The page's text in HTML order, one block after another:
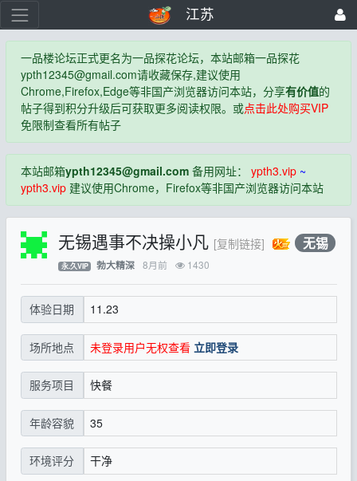
江苏
一品楼论坛正式更名为一品探花论坛，本站邮箱一品探花
ypth12345@gmail.com请收藏保存,建议使用
Chrome,Firefox,Edge等非国产浏览器访问本站，分享有价值的
帖子得到积分升级后可获取更多阅读权限。或点击此处购买VIP
免限制查看所有帖子
本站邮箱ypth12345@gmail.com备用网址： ypth3.vip~
ypth3.vip建议使用Chrome，Firefox等非国产浏览器访问本站
无锡遇事不决操小凡 [复制链接] 无锡
永.久VIP 勃大精深 8月前 1430
体验日期 11.23
场所地点 未登录用户无权查看 立即登录
服务项目 快餐
年龄容貌 35
环境评分 干净